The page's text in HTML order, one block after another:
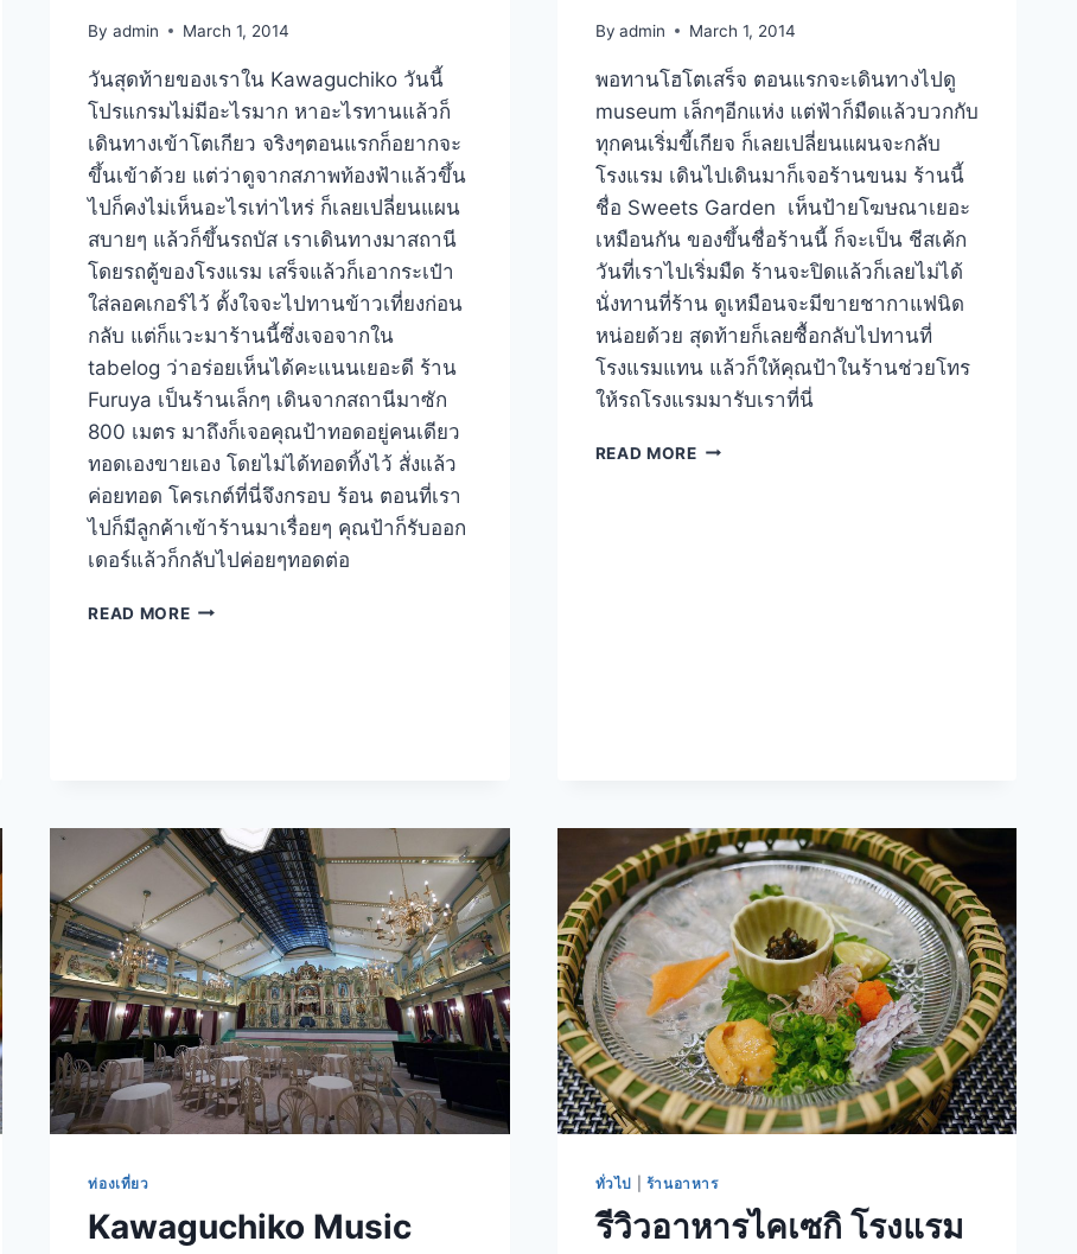
By admin March 1, 2014
วันสุดท้ายของเราใน Kawaguchiko วันนี้
โปรแกรมไม่มีอะไรมาก หาอะไรทานแล้วก็
เดินทางเข้าโตเกียว จริงๆตอนแรกก็อยากจะ
ขึ้นเข้าด้วย แต่ว่าดูจากสภาพท้องฟ้าแล้วขึ้น
ไปก็คงไม่เห็นอะไรเท่าไหร่ ก็เลยเปลี่ยนแผน
สบายๆ แล้วก็ขึ้นรถบัส เราเดินทางมาสถานี
โดยรถตู้ของโรงแรม เสร็จแล้วก็เอากระเป๋า
ใส่ลอคเกอร์ไว้ ตั้งใจจะไปทานข้าวเที่ยงก่อน
กลับ แต่ก็แวะมาร้านนี้ซึ่งเจอจากใน
tabelog ว่าอร่อยเห็นได้คะแนนเยอะดี ร้าน
Furuya เป็นร้านเล็กๆ เดินจากสถานีมาซัก
800 เมตร มาถึงก็เจอคุณป้าทอดอยู่คนเดียว
ทอดเองขายเอง โดยไม่ได้ทอดทิ้งไว้ สั่งแล้ว
ค่อยทอด โครเกต์ที่นี่จึงกรอบ ร้อน ตอนที่เรา
ไปก็มีลูกค้าเข้าร้านมาเรื่อยๆ คุณป้าก็รับออก
เดอร์แล้วก็กลับไปค่อยๆทอดต่อ
READ MOREกิน
2014
ตอน
ที่
6.1
By admin March 1, 2014
พอทานโฮโตเสร็จ ตอนแรกจะเดินทางไปดู
museum เล็กๆอีกแห่ง แต่ฟ้าก็มืดแล้วบวกกับ
ทุกคนเริ่มขี้เกียจ ก็เลยเปลี่ยนแผนจะกลับ
โรงแรม เดินไปเดินมาก็เจอร้านขนม ร้านนี้
ชื่อ Sweets Garden เห็นป้ายโฆษณาเยอะ
เหมือนกัน ของขึ้นชื่อร้านนี้ ก็จะเป็น ชีสเค้ก
วันที่เราไปเริ่มมืด ร้านจะปิดแล้วก็เลยไม่ได้
นั่งทานที่ร้าน ดูเหมือนจะมีขายชากาแฟนิด
หน่อยด้วย สุดท้ายก็เลยซื้อกลับไปทานที่
โรงแรมแทน แล้วก็ให้คุณป้าในร้านช่วยโทร
ให้รถโรงแรมมารับเราที่นี่
READ MOREกิน
ท่องเที่ยว
Kawaguchiko Music
ทั่วไป ร้านอาหาร
รีวิวอาหารไคเซกิ โรงแรม